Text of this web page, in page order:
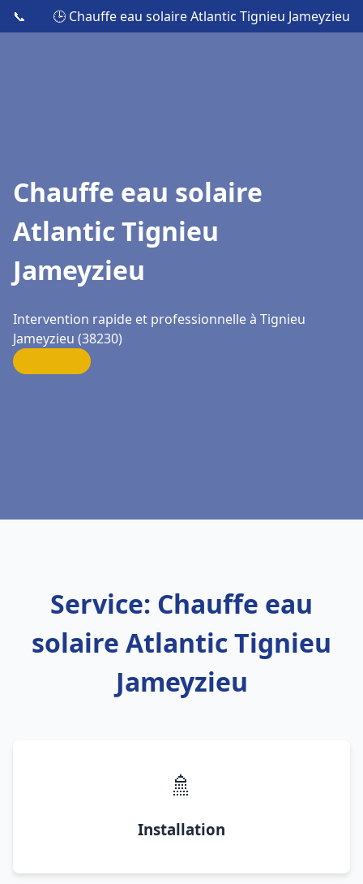
📞 🕒 Chauffe eau solaire Atlantic Tignieu Jameyzieu
Chauffe eau solaire
Atlantic Tignieu
Jameyzieu
Intervention rapide et professionnelle à Tignieu
Jameyzieu (38230)
Service: Chauffe eau
solaire Atlantic Tignieu
Jameyzieu
🚿
Installation